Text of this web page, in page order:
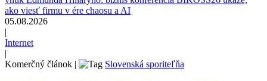
05.08.2026
|
Internet
|
Komerčný článok | Slovenská sporiteľňa